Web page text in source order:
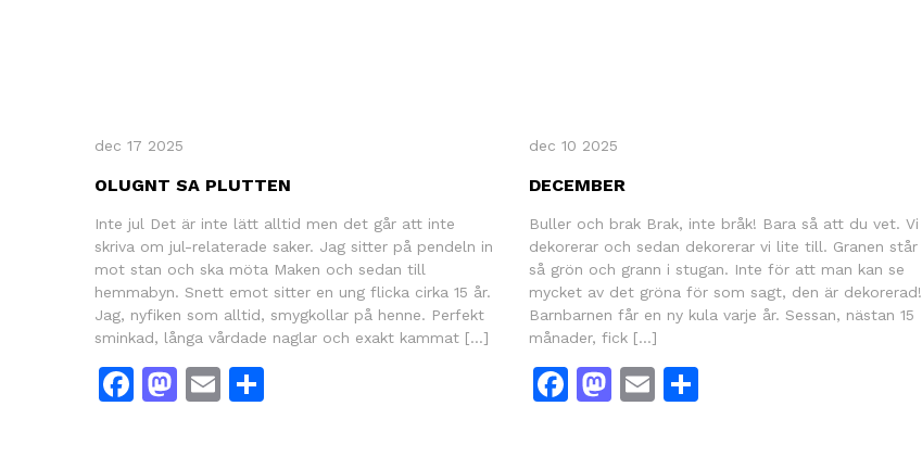
dec 17 2025
OLUGNT SA PLUTTEN
Inte jul Det är inte lätt alltid men det går att inte
skriva om jul-relaterade saker. Jag sitter på pendeln in
mot stan och ska möta Maken och sedan till
hemmabyn. Snett emot sitter en ung flicka cirka 15 år.
Jag, nyfiken som alltid, smygkollar på henne. Perfekt
sminkad, långa vårdade naglar och exakt kammat […]
Facebook
Mastodon
Email
dec 10 2025
DECEMBER
Buller och brak Brak, inte bråk! Bara så att du vet. Vi
dekorerar och sedan dekorerar vi lite till. Granen står
så grön och grann i stugan. Inte för att man kan se
mycket av det gröna för som sagt, den är dekorerad!
Barnbarnen får en ny kula varje år. Sessan, nästan 15
månader, fick […]
Facebook
Mastodon
EmailDela